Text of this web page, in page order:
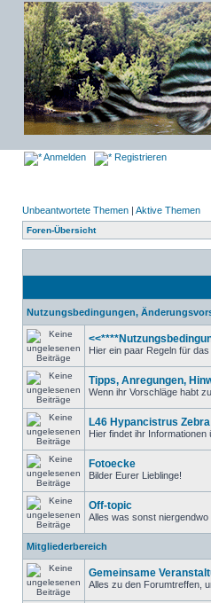
Anmelden Registrieren
Unbeantwortete Themen | Aktive Themen
Foren-Übersicht
Nutzungsbedingungen,
Hier ein paar Regeln für
Tipps, Anregungen,
Wenn ihr Vorschläge habt
L46 Hypancistrus
Hier findet ihr
Fotoecke
Bilder Eurer Lieblinge!
Off-topic
Alles was sonst niergendwo
Mitgliederbereich
Gemeinsame
Alles zu den Forumtreffen,